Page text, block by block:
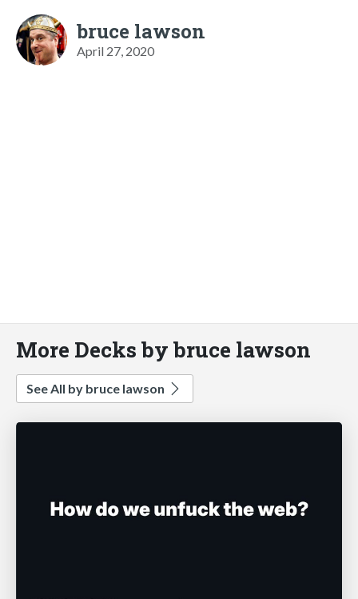
bruce lawson
April 27, 2020
More Decks by bruce lawson
See All by bruce lawson